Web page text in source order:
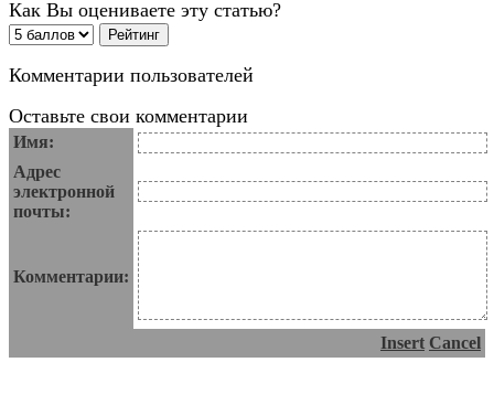
Как Вы оцениваете эту статью?
Комментарии пользователей
Оставьте свои комментарии
Имя:
Адрес
электронной
почты:
Комментарии:
Insert Cancel